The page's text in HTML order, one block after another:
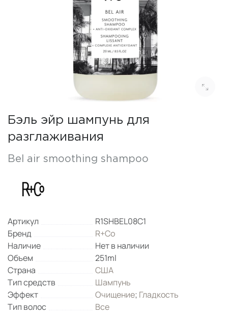
Бэль эйр шампунь для
разглаживания
Bel air smoothing shampoo
Артикул
R1SHBEL08C1
Бренд
R+Co
Наличие
Нет в наличии
Объем
251ml
Страна
США
Тип средств
Шампунь
Эффект
Очищение; Гладкость
Тип волос
Все